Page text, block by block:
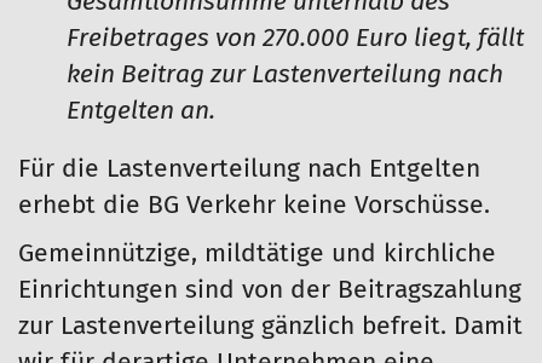
Freibetrages von 270.000 Euro liegt, fällt
kein Beitrag zur Lastenverteilung nach
Entgelten an.
Für die Lastenverteilung nach Entgelten
erhebt die BG Verkehr keine Vorschüsse.
Gemeinnützige, mildtätige und kirchliche
Einrichtungen sind von der Beitragszahlung
zur Lastenverteilung gänzlich befreit. Damit